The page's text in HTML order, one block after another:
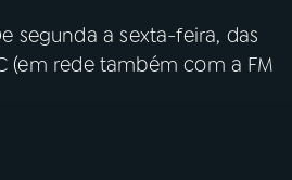
segunda a sexta-feira, das
(em rede também com a FM